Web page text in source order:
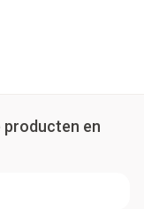
producten en